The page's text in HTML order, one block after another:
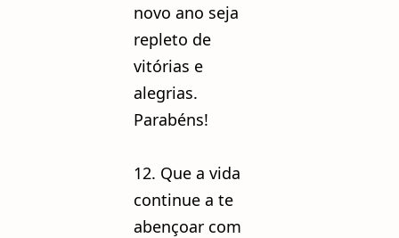
novo ano seja
repleto de
vitórias e
alegrias.
Parabéns!
12. Que a vida
continue a te
abençoar com